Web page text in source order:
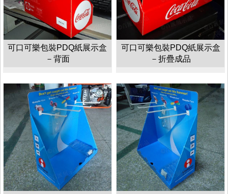
可口可樂包裝PDQ紙展示盒
－背面
可口可樂包裝PDQ紙展示盒
－折疊成品